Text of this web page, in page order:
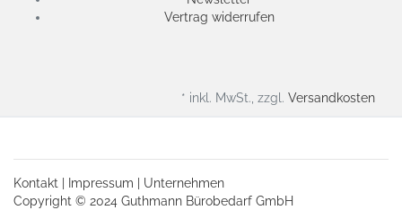
Vertrag widerrufen
* inkl. MwSt., zzgl. Versandkosten
Kontakt Impressum
Unternehmen
Copyright © 2024 Guthmann Bürobedarf GmbH